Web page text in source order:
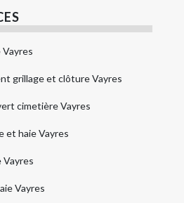
grillage et clôture Vayres
cimetière Vayres
et haie Vayres
Vayres
Vayres